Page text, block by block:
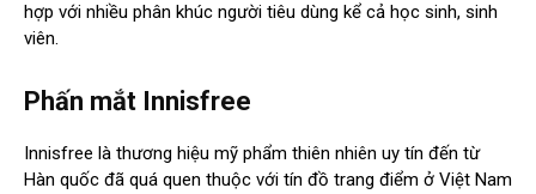
hợp với nhiều phân khúc người tiêu dùng kể cả học sinh, sinh
viên.
Phấn mắt Innisfree
Innisfree là thương hiệu mỹ phẩm thiên nhiên uy tín đến từ
Hàn quốc đã quá quen thuộc với tín đồ trang điểm ở Việt Nam